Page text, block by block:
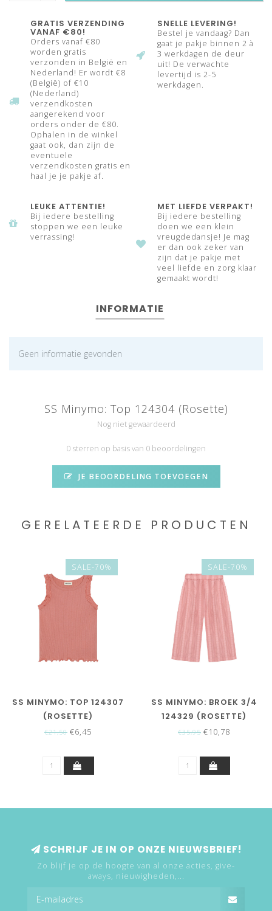
GRATIS VERZENDING
VANAF €80!
Orders vanaf €80
worden gratis
verzonden in België en
Nederland! Er wordt €8
(België) of €10
(Nederland)
verzendkosten
aangerekend voor
orders onder de €80.
Ophalen in de winkel
gaat ook, dan zijn de
eventuele
verzendkosten gratis en
haal je je pakje af.
SNELLE LEVERING!
Bestel je vandaag? Dan
gaat je pakje binnen 2 à
3 werkdagen de deur
uit! De verwachte
levertijd is 2-5
werkdagen.
LEUKE ATTENTIE!
Bij iedere bestelling
stoppen we een leuke
verrassing!
MET LIEFDE VERPAKT!
Bij iedere bestelling
doen we een klein
vreugdedansje! Je mag
er dan ook zeker van
zijn dat je pakje met
veel liefde en zorg klaar
gemaakt wordt!
INFORMATIE
Geen informatie gevonden
SS Minymo: Top 124304 (Rosette)
Nog niet gewaardeerd
0 sterren op basis van 0 beoordelingen
JE BEOORDELING TOEVOEGEN
GERELATEERDE PRODUCTEN
SALE-70%
SS MINYMO: TOP 124307
(ROSETTE)
€21,50 €6,45
SALE-70%
SS MINYMO: BROEK 3/4
124329 (ROSETTE)
€35,95 €10,78
SCHRIJF JE IN OP ONZE NIEUWSBRIEF!
Zo blijf je op de hoogte van al onze acties, give-
aways, nieuwigheden,...